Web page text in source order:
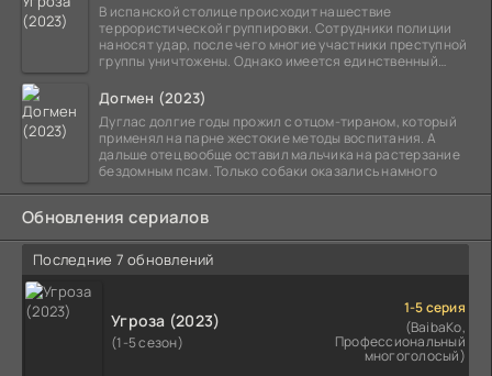
В испанской столице происходит нашествие
террористической группировки. Сотрудники полиции
наносят удар, после чего многие участники преступной
группы уничтожены. Однако имеется единственный
Догмен (2023)
Дуглас долгие годы прожил с отцом-тираном, который
применял на парне жестокие методы воспитания. А
дальше отец вообще оставил мальчика на растерзание
бездомным псам. Только собаки оказались намного
Обновления сериалов
Последние 7 обновлений
Угроза (2023)
(1-5 сезон)
1-5 серия
(BaibaKo,
Профессиональный
многоголосый)